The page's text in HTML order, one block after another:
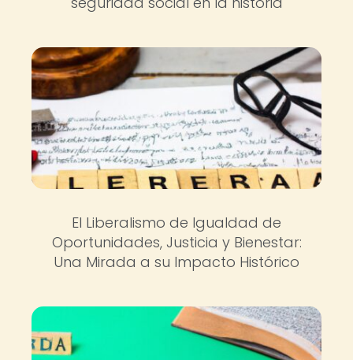
El Liberalismo de Igualdad de
Oportunidades, Justicia y Bienestar:
Una Mirada a su Impacto Histórico